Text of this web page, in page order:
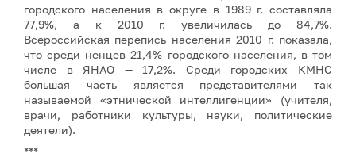
городского населения в округе в 1989 г. составляла
77,9%, а к 2010 г. увеличилась до 84,7%.
Всероссийская перепись населения 2010 г. показала,
что среди ненцев 21,4% городского населения, в том
числе в ЯНАО — 17,2%. Среди городских КМНС
большая часть является представителями так
называемой «этнической интеллигенции» (учителя,
врачи, работники культуры, науки, политические
деятели).
***